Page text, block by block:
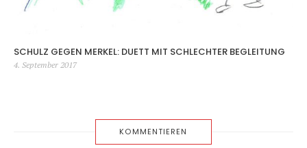
SCHULZ GEGEN MERKEL: DUETT MIT SCHLECHTER BEGLEITUNG
Veröffentlicht
4. September 2017
KOMMENTIEREN